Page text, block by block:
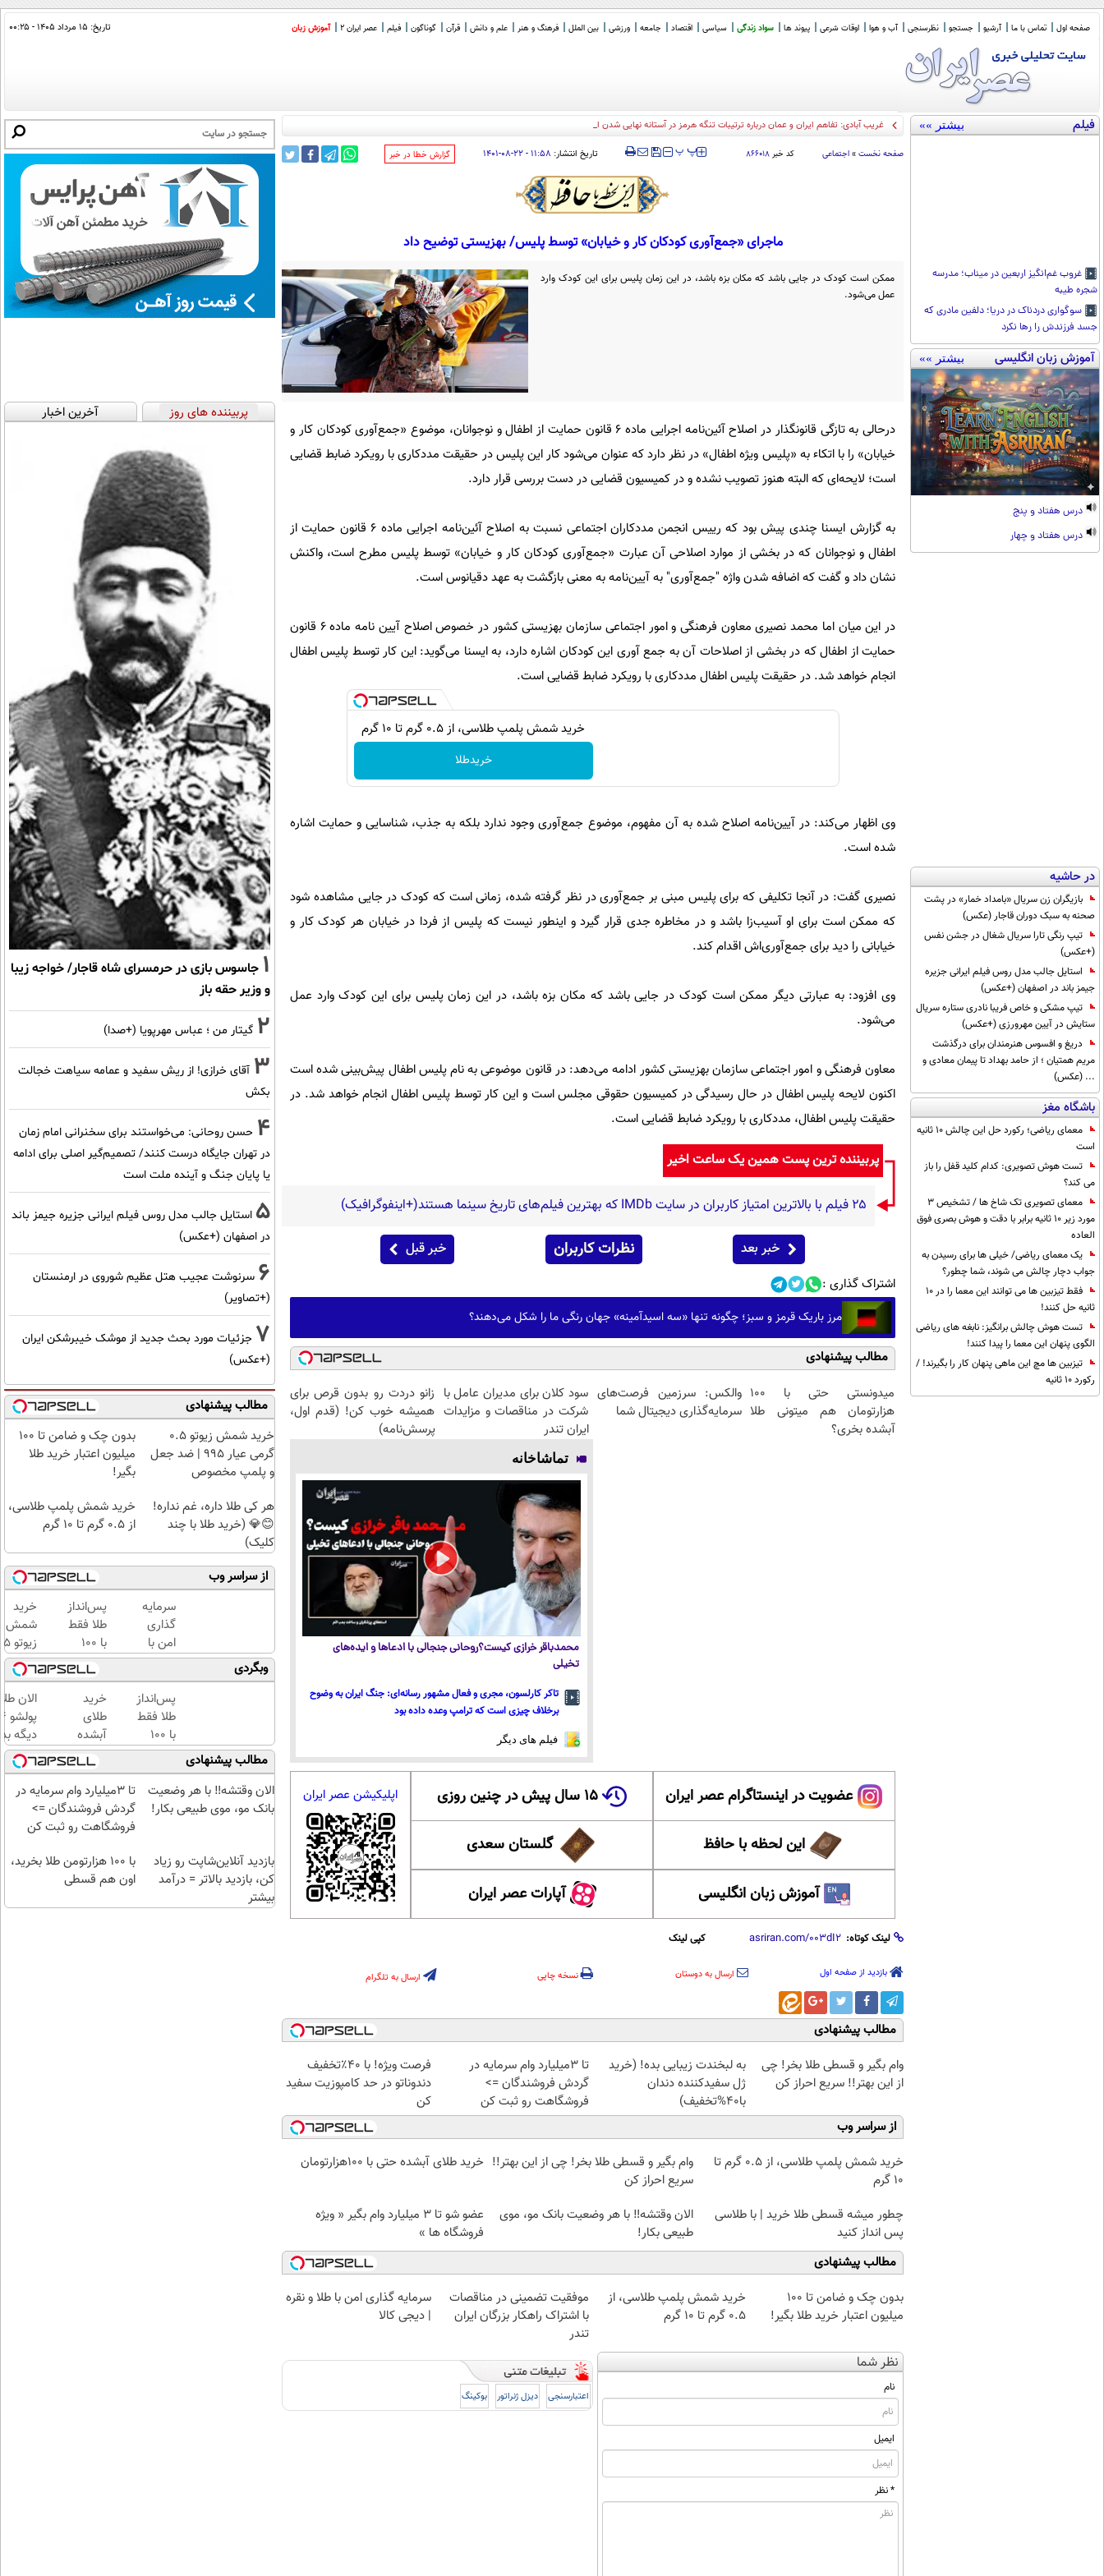
صفحه اول تماس با ما آرشیو جستجو نظرسنجی آب و هوا اوقات شرعی پیوند ها سواد زندگی سیاسی اقتصاد جامعه ورزشی بین الملل فرهنگ و هنر علم و دانش قرآن گوناگون فیلم عصر ایران 2 آموزش زبان تاریخ: ۱۵ مرداد ۱۴۰۵ - ۰۰:۲۵
فیلم بیشتر »»
غروب غم‌انگیز اربعین در میناب؛ مدرسه
شجره طیبه
سوگواری دردناک در دریا؛ دلفین مادری که
جسد فرزندش را رها نکرد
آموزش زبان انگلیسی بیشتر »»
درس هفتاد و پنج
درس هفتاد و چهار
در حاشیه
بازیگران زن سریال «بامداد خمار» در پشت
صحنه به سبک دوران قاجار (عکس)
تیپ رنگی تارا سریال شغال در جشن نفس
(+عکس)
استایل جالب مدل روس فیلم ایرانی جزیره
جیمز باند در اصفهان (+عکس)
تیپ مشکی و خاص فریبا نادری ستاره سریال
ستایش در آیین مهرورزی (+عکس)
دریغ و افسوس هنرمندان برای درگذشت
مریم همتیان ؛ از حامد بهداد تا پیمان معادی و
... (عکس)
باشگاه مغز
معمای ریاضی؛ رکورد حل این چالش 10 ثانیه
است
تست هوش تصویری: کدام کلید قفل را باز
می کند؟
معمای تصویری تک شاخ ها / تشخیص 3
مورد زیر 10 ثانیه برابر با دقت و هوش بصری فوق
العاده
یک معمای ریاضی/ خیلی ها برای رسیدن به
جواب دچار چالش می شوند، شما چطور؟
فقط تیزبین ها می توانند این معما را در 10
ثانیه حل کنند!
تست هوش چالش برانگیز: نابغه های ریاضی
الگوی پنهان این معما را پیدا کنند!
تیزبین ها مچ این ماهی پنهان کار را بگیرند! /
رکورد 10 ثانیه
غریب آبادی: تفاهم ایران و عمان درباره ترتیبات تنگه هرمز در آستانه نهایی شدن است
صفحه نخست » اجتماعی کد خبر۸۶۶۰۱۸ ‍‍‍ پ پ تاریخ انتشار: ۱۱:۵۸ - ۲۲-۰۸-۱۴۰۱ ‌گزارش خطا در خبر
ماجرای «جمع‌آوری کودکان کار و خیابان» توسط پلیس/ بهزیستی توضیح داد
ممکن است کودک در جایی باشد که مکان بزه باشد، در این زمان پلیس برای این کودک وارد
عمل می‌شود.
درحالی به تازگی قانونگذار در اصلاح آئین‌نامه اجرایی ماده ۶ قانون حمایت از اطفال و نوجوانان، موضوع «جمع‌آوری کودکان کار و
خیابان» را با اتکاء به «پلیس ویژه اطفال» در نظر دارد که عنوان می‌شود کار این پلیس در حقیقت مددکاری با رویکرد ضابط قضایی
است؛ لایحه‌ای که البته هنوز تصویب نشده و در کمیسیون قضایی در دست بررسی قرار دارد.
به گزارش ایسنا چندی پیش بود که رییس انجمن مددکاران اجتماعی نسبت به اصلاح آئین‌نامه اجرایی ماده ۶ قانون حمایت از
اطفال و نوجوانان که در بخشی از موارد اصلاحی آن عبارت «جمع‌آوری کودکان کار و خیابان» توسط پلیس مطرح است، واکنش
نشان داد و گفت که اضافه شدن واژه "جمع‌آوری" به آیین‌نامه به معنی بازگشت به عهد دقیانوس است.
در این میان اما محمد نصیری معاون فرهنگی و امور اجتماعی سازمان بهزیستی کشور در خصوص اصلاح آیین نامه ماده ۶ قانون
حمایت از اطفال که در بخشی از اصلاحات آن به جمع آوری این کودکان اشاره دارد، به ایسنا می‌گوید: این کار توسط پلیس اطفال
انجام خواهد شد. در حقیقت پلیس اطفال مددکاری با رویکرد ضابط قضایی است.
خرید شمش پلمپ طلاسی، از ۰.۵ گرم تا ۱۰ گرم
خریدطلا
وی اظهار می‌کند: در آیین‌نامه اصلاح شده به آن مفهوم، موضوع جمع‌آوری وجود ندارد بلکه به جذب، شناسایی و حمایت اشاره
شده است.
نصیری گفت: در آنجا تکلیفی که برای پلیس مبنی بر جمع‌آوری در نظر گرفته شده، زمانی است که کودک در جایی مشاهده شود
که ممکن است برای او آسیب‌زا باشد و در مخاطره جدی قرار گیرد و اینطور نیست که پلیس از فردا در خیابان هر کودک کار و
خیابانی را دید برای جمع‌آوری‌اش اقدام کند.
وی افزود: به عبارتی دیگر ممکن است کودک در جایی باشد که مکان بزه باشد، در این زمان پلیس برای این کودک وارد عمل
می‌شود.
معاون فرهنگی و امور اجتماعی سازمان بهزیستی کشور ادامه می‌دهد: در قانون موضوعی به نام پلیس اطفال پیش‌بینی شده است
اکنون لایحه پلیس اطفال در حال رسیدگی در کمیسیون حقوقی مجلس است و این کار توسط پلیس اطفال انجام خواهد شد. در
حقیقت پلیس اطفال، مددکاری با رویکرد ضابط قضایی است.
پربیننده ترین پست همین یک ساعت اخیر
۲۵ فیلم با بالاترین امتیاز کاربران در سایت IMDb که بهترین فیلم‌های تاریخ سینما هستند(+اینفوگرافیک)
خبر بعد نظرات کاربران خبر قبل
اشتراک گذاری :
مرز باریک قرمز و سبز؛ چگونه تنها «سه اسیدآمینه» جهان رنگی ما را شکل می‌دهند؟
مطالب پیشنهادی
میدونستی حتی با ۱۰۰
هزارتومان هم میتونی طلا
آبشده بخری؟
والکس: سرزمین فرصت‌های
سرمایه‌گذاری دیجیتال شما
سود کلان برای مدیران عامل با
شرکت در مناقصات و مزایدات
ایران تندر
زانو دردت رو بدون قرص برای
همیشه خوب کن! (قدم اول،
پرسش‌نامه)
تماشاخانه
محمدباقر خرازی کیست؟روحانی جنجالی با ادعاها و ایده‌های
تخیلی
تاکر کارلسون، مجری و فعال مشهور رسانه‌ای: جنگ ایران به وضوح
برخلاف چیزی است که ترامپ وعده داده بود
فیلم های دیگر
عضویت در اینستاگرام عصر ایران ۱۵ سال پیش در چنین روزی
این لحظه با حافظ گلستان سعدی
آموزش زبان انگلیسی آپارات عصر ایران
اپلیکیشن عصر ایران
لینک کوتاه: کپی لینک
بازدید از صفحه اول ارسال به دوستان نسخه چاپی ارسال به تلگرام
مطالب پیشنهادی
وام بگیر و قسطی طلا بخر! چی
از این بهتر!! سریع احراز کن
به لبخندت زیبایی بده! (خرید
ژل سفیدکننده دندان
با40%تخفیف)
تا 3میلیارد وام سرمایه در
گردش فروشندگان =>
فروشگاهت رو ثبت کن
فرصت ویژه! با 40٪تخفیف
دندوناتو در حد کامپوزیت سفید
کن
از سراسر وب
خرید شمش پلمپ طلاسی، از ۰.۵ گرم تا
۱۰ گرم
وام بگیر و قسطی طلا بخر! چی از این بهتر!!
سریع احراز کن
خرید طلای آبشده حتی با ۱۰۰هزارتومان
چطور میشه قسطی طلا خرید | با طلاسی
پس انداز کنید
الان وقتشه‼️ با هر وضعیت بانک مو، موی
طبیعی بکار!
عضو شو تا 3 میلیارد وام بگیر « ویژه
فروشگاه ها »
مطالب پیشنهادی
بدون چک و ضامن تا 100
میلیون اعتبار خرید طلا بگیر!
خرید شمش پلمپ طلاسی، از
۰.۵ گرم تا ۱۰ گرم
موفقیت تضمینی در مناقصات
با اشتراک راهکار بزرگان ایران
تندر
سرمایه گذاری امن با طلا و نقره
| دیجی کالا
نظر شما
نام
ایمیل
* نظر
اعتبارسنجی دیزل ژنراتور بوکینگ
پربیننده های روز آخرین اخبار
1 جاسوس بازی در حرمسرای شاه قاجار/ خواجه زیبا
و وزیر حقه باز
2 گیتار من ؛ عباس مهرپویا (+صدا)
3 آقای خرازی! از ریش سفید و عمامه سیاهت خجالت
بکش
4 حسن روحانی: می‌خواستند برای سخنرانی امام زمان
در تهران جایگاه درست کنند/ تصمیم‌گیر اصلی برای ادامه
یا پایان جنگ و آینده ملت است
5 استایل جالب مدل روس فیلم ایرانی جزیره جیمز باند
در اصفهان (+عکس)
6 سرنوشت عجیب هتل عظیم شوروی در ارمنستان
(+تصاویر)
7 جزئیات مورد بحث جدید از موشک خیبرشکن ایران
(+عکس)
مطالب پیشنهادی
خرید شمش زیوتو ۰.۵
گرمی عیار ۹۹۵ | ضد جعل
و پلمپ مخصوص
بدون چک و ضامن تا 100
میلیون اعتبار خرید طلا
بگیر!
هر کی طلا داره، غم نداره!
😊💎 (خرید طلا با چند
کلیک)
خرید شمش پلمپ طلاسی،
از ۰.۵ گرم تا ۱۰ گرم
از سراسر وب
سرمایه
گذاری
امن با
طلا و
نقره
دیجی
کالا
پس‌انداز
طلا فقط
با ۱۰۰
هزارتومان
(امن و
راحت)
خرید
شمش
گرمی
عیار
| ضد
جعل و
پلمپ
وبگردی
پس‌انداز
طلا فقط
با ۱۰۰
هزارتومان
(امن و
راحت)
خرید
طلای
آبشده
حتی با
۱۰۰هزارتومان
الان
دیگه
طلا با
بی‌بهره
مطالب پیشنهادی
الان وقتشه‼️ با هر وضعیت
بانک مو، موی طبیعی بکار!
تا 3میلیارد وام سرمایه در
گردش فروشندگان =>
فروشگاهت رو ثبت کن
بازدید آنلاین‌شاپت رو زیاد
کن، بازدید بالاتر = درآمد
بیشتر
با ۱۰۰ هزارتومن طلا بخرید،
اون هم قسطی